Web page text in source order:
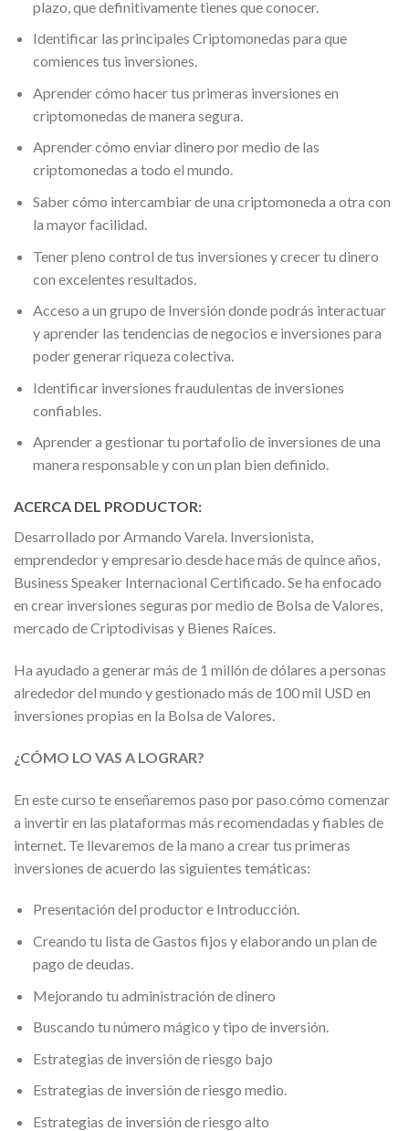
plazo, que definitivamente tienes que conocer.
Identificar las principales Criptomonedas para que
comiences tus inversiones.
Aprender cómo hacer tus primeras inversiones en
criptomonedas de manera segura.
Aprender cómo enviar dinero por medio de las
criptomonedas a todo el mundo.
Saber cómo intercambiar de una criptomoneda a otra con
la mayor facilidad.
Tener pleno control de tus inversiones y crecer tu dinero
con excelentes resultados.
Acceso a un grupo de Inversión donde podrás interactuar
y aprender las tendencias de negocios e inversiones para
poder generar riqueza colectiva.
Identificar inversiones fraudulentas de inversiones
confiables.
Aprender a gestionar tu portafolio de inversiones de una
manera responsable y con un plan bien definido.
ACERCA DEL PRODUCTOR:
Desarrollado por Armando Varela. Inversionista,
emprendedor y empresario desde hace más de quince años,
Business Speaker Internacional Certificado. Se ha enfocado
en crear inversiones seguras por medio de Bolsa de Valores,
mercado de Criptodivisas y Bienes Raíces.
Ha ayudado a generar más de 1 millón de dólares a personas
alrededor del mundo y gestionado más de 100 mil USD en
inversiones propias en la Bolsa de Valores.
¿CÓMO LO VAS A LOGRAR?
En este curso te enseñaremos paso por paso cómo comenzar
a invertir en las plataformas más recomendadas y fiables de
internet. Te llevaremos de la mano a crear tus primeras
inversiones de acuerdo las siguientes temáticas:
Presentación del productor e Introducción.
Creando tu lista de Gastos fijos y elaborando un plan de
pago de deudas.
Mejorando tu administración de dinero
Buscando tu número mágico y tipo de inversión.
Estrategias de inversión de riesgo bajo
Estrategias de inversión de riesgo medio.
Estrategias de inversión de riesgo alto